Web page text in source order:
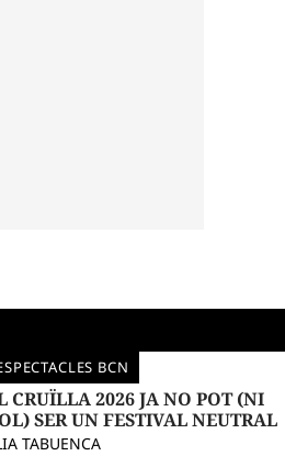
BCN
CRUÏLLA 2026 JA NO POT (NI
SER UN FESTIVAL NEUTRAL
TABUENCA